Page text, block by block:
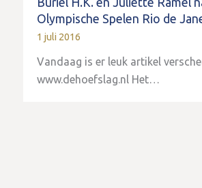
Olympische Spelen Rio de
1 juli 2016
Vandaag is er leuk artikel
www.dehoefslag.nl Het…